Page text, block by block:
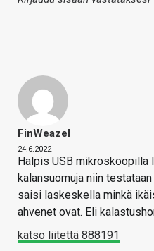
FinWeazel
24.6.2022
Halpis USB
kalansuomuja niin
saisi laskeskella minkä
ahvenet ovat. Eli
katso liitettä 888191